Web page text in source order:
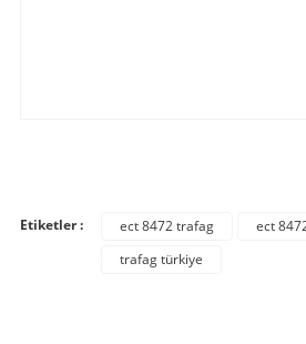
Etiketler : ect 8472 trafag ect
trafag türkiye